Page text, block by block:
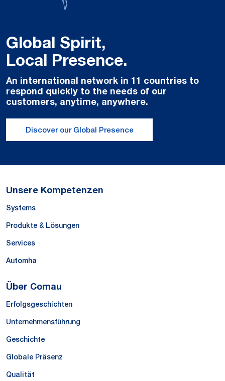
Global Spirit,
Local Presence.
An international network in 11 countries to
respond quickly to the needs of our
customers, anytime, anywhere.
Discover our Global Presence
Unsere Kompetenzen
Systems
Produkte & Lösungen
Services
Automha
Über Comau
Erfolgsgeschichten
Unternehmensführung
Geschichte
Globale Präsenz
Qualität